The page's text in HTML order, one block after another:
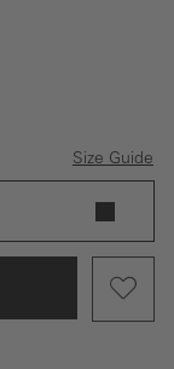
Size Guide